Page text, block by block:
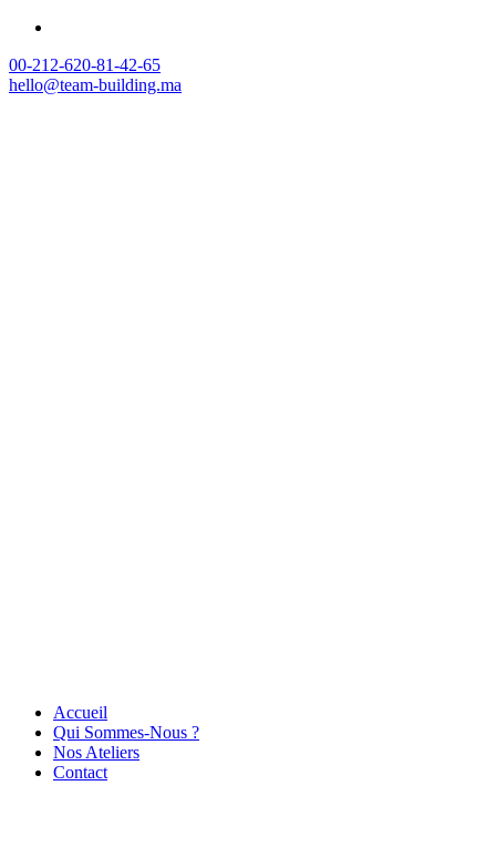
00-212-620-81-42-65
hello@team-building.ma
Accueil
Qui Sommes-Nous ?
Nos Ateliers
Contact